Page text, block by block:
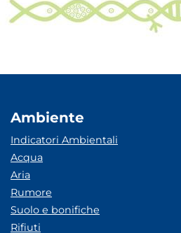
Ambiente
Indicatori Ambientali
Acqua
Aria
Rumore
Suolo e bonifiche
Rifiuti